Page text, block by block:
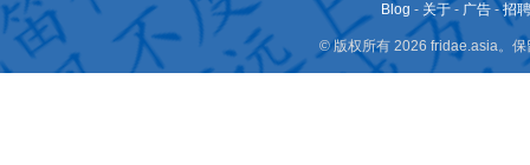
Blog - 关于 - 广告 -招
© 版权所有 2026 fridae.asia。